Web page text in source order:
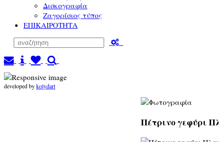
Δισκογραφία
Ζαγορίσιος τύπος
ΕΠΙΚΑΙΡΟΤΗΤΑ
developed bykolydart
Πέτρινο γεφύρι